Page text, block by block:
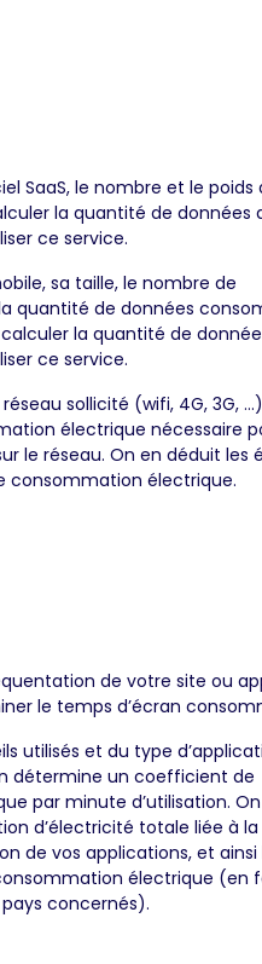
SaaS, le nombre et le poids
la quantité de données
ce service.
sa taille, le nombre de
quantité de données
la quantité de
ce service.
sollicité (wifi, 4G, 3G,
électrique nécessaire
le réseau. On en déduit les
consommation électrique.
de votre site ou
le temps d’écran
utilisés et du type
détermine un coefficient de
par minute d’utilisation.
d’électricité totale liée à
de vos applications, et ainsi
électrique (en
concernés).